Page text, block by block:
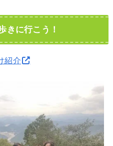
きに行こう！
紹介